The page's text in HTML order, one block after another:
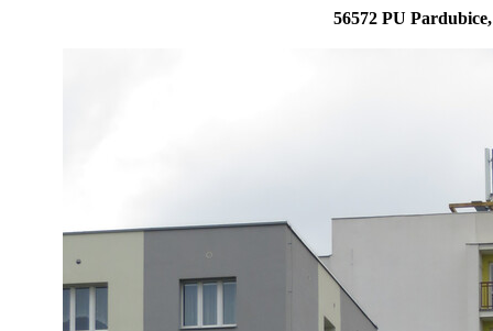
56572 PU